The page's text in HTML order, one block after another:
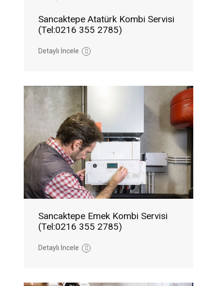
Sancaktepe Atatürk Kombi Servisi
(Tel:0216 355 2785)
Detaylı İncele
Sancaktepe Emek Kombi Servisi
(Tel:0216 355 2785)
Detaylı İncele